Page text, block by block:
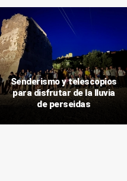
Senderismo y telescopios
para disfrutar de la lluvia
de perseidas